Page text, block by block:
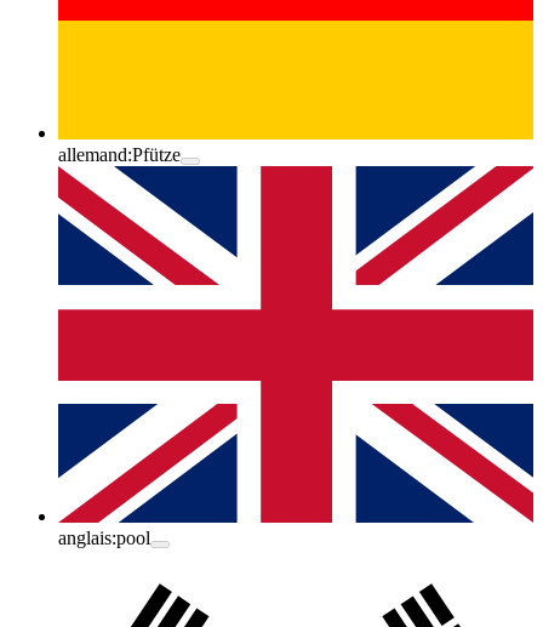
allemand:Pfütze
anglais:pool